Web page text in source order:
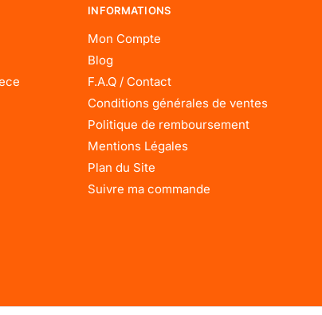
INFORMATIONS
Mon Compte
Blog
F.A.Q / Contact
Conditions générales de ventes
Politique de remboursement
Mentions Légales
Plan du Site
Suivre ma commande